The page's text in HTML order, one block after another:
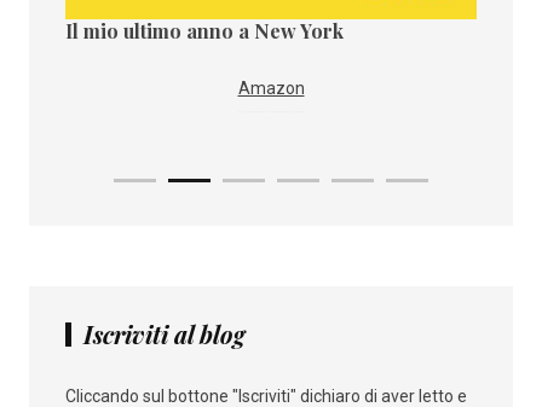
Il mio ultimo anno a New York
Amazon
Iscriviti al blog
Cliccando sul bottone "Iscriviti" dichiaro di aver letto e